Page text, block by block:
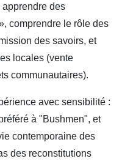
des
comprendre le rôle des
des savoirs, et
locales (vente
communautaires).
avec sensibilité :
à "Bushmen", et
contemporaine des
des reconstitutions